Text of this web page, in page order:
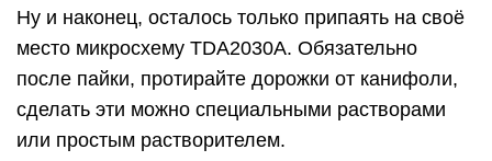
Ну и наконец, осталось только припаять на своё
место микросхему TDA2030A. Обязательно
после пайки, протирайте дорожки от канифоли,
сделать эти можно специальными растворами
или простым растворителем.